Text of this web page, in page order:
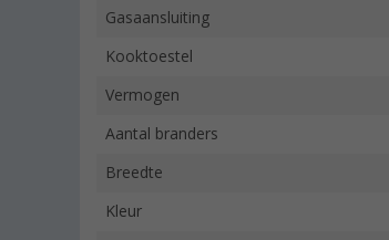
Gasaansluiting
Kooktoestel
Vermogen
Aantal branders
Breedte
Kleur